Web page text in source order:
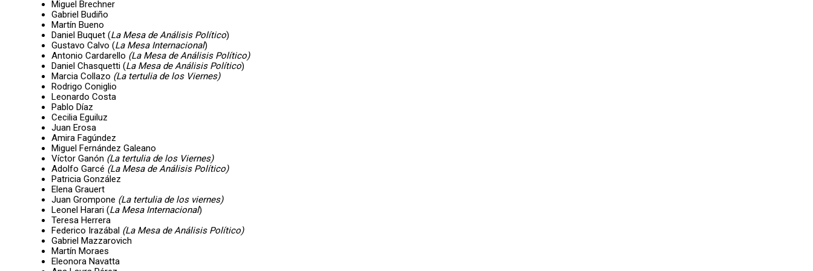
Miguel Brechner
Gabriel Budiño
Martín Bueno
Daniel Buquet (La Mesa de Análisis Político)
Gustavo Calvo (La Mesa Internacional)
Antonio Cardarello (La Mesa de Análisis Político)
Daniel Chasquetti (La Mesa de Análisis Político)
Marcia Collazo (La tertulia de los Viernes)
Rodrigo Coniglio
Leonardo Costa
Pablo Díaz
Cecilia Eguiluz
Juan Erosa
Amira Fagúndez
Miguel Fernández Galeano
Víctor Ganón (La tertulia de los Viernes)
Adolfo Garcé (La Mesa de Análisis Político)
Patricia González
Elena Grauert
Juan Grompone (La tertulia de los viernes)
Leonel Harari (La Mesa Internacional)
Teresa Herrera
Federico Irazábal (La Mesa de Análisis Político)
Gabriel Mazzarovich
Martín Moraes
Eleonora Navatta